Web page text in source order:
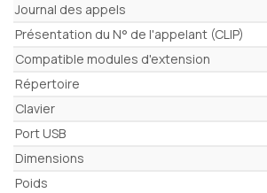
Journal des appels
Présentation du N° de l'appelant (CLIP)
Compatible modules d'extension
Répertoire
Clavier
Port USB
Dimensions
Poids